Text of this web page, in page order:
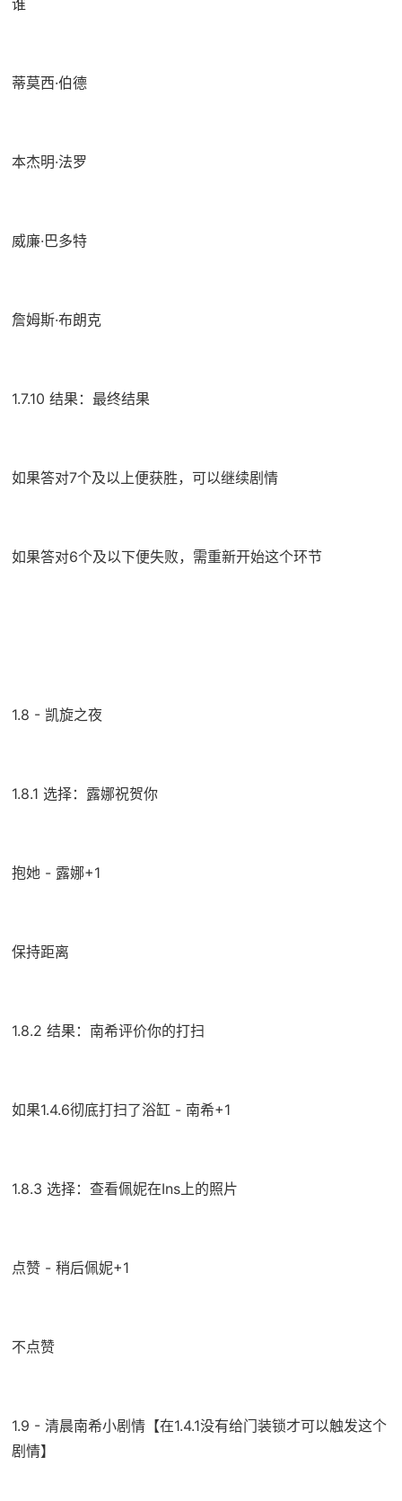
谁
蒂莫西·伯德
本杰明·法罗
威廉·巴多特
詹姆斯·布朗克
1.7.10 结果：最终结果
如果答对7个及以上便获胜，可以继续剧情
如果答对6个及以下便失败，需重新开始这个环节
1.8 - 凯旋之夜
1.8.1 选择：露娜祝贺你
抱她 - 露娜+1
保持距离
1.8.2 结果：南希评价你的打扫
如果1.4.6彻底打扫了浴缸 - 南希+1
1.8.3 选择：查看佩妮在Ins上的照片
点赞 - 稍后佩妮+1
不点赞
1.9 - 清晨南希小剧情【在1.4.1没有给门装锁才可以触发这个
剧情】